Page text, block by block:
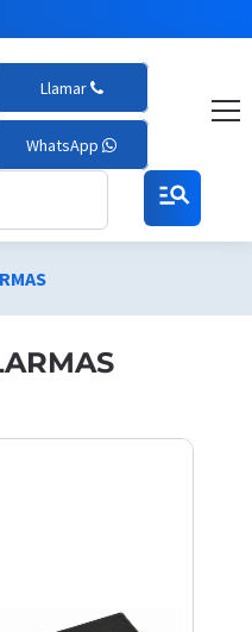
Llamar
WhatsApp
manage_search